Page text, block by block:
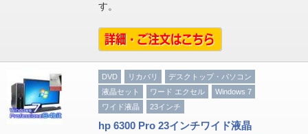
す。
DVD リカバリ
デスクトップ・パソコン
液晶セット
ワード エクセル
Windows 7
ワイド液晶
23インチ
hp 6300 Pro 23インチワイド液晶